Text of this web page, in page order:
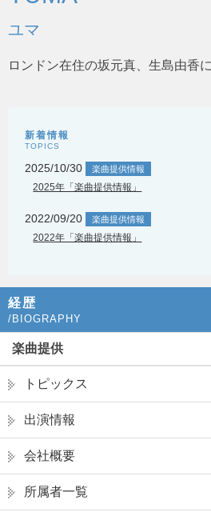
ユマ
ロンドン在住の坂元真、生島由香
新着情報
TOPICS
2025/10/30 楽曲提供情報
2025年「楽曲提供情報」
2022/09/20 楽曲提供情報
2022年「楽曲提供情報」
経歴
/BIOGRAPHY
楽曲提供
トピックス
出演情報
会社概要
所属者一覧